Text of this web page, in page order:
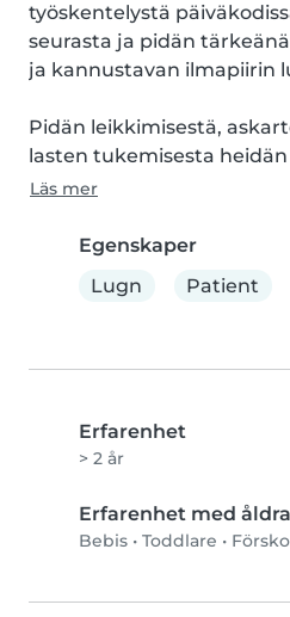
työskentelystä
seurasta ja pidän
ja kannustavan ilmapiirin
Pidän leikkimisestä,
lasten tukemisesta heidän
Läs mer
Egenskaper
Lugn
Patient
Erfarenhet
> 2 år
Erfarenhet med
Bebis • Toddlare •